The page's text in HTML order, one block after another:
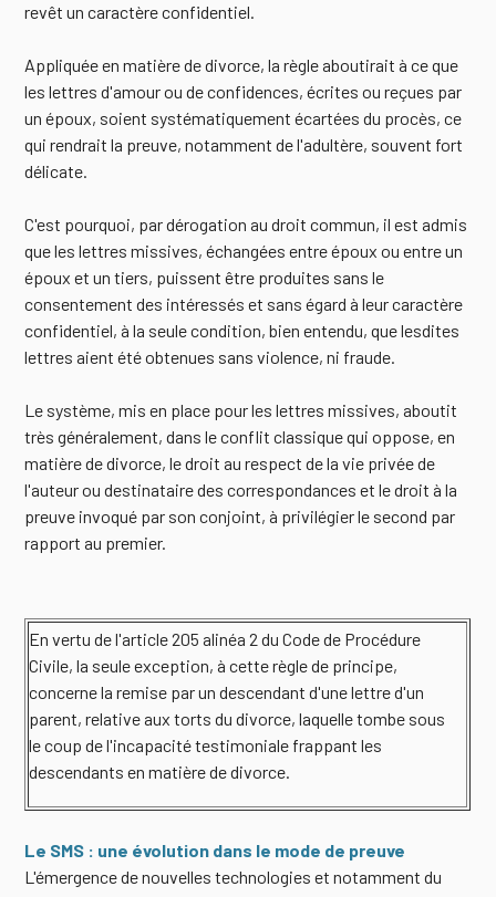
revêt un caractère confidentiel.
Appliquée en matière de divorce, la règle aboutirait à ce que
les lettres d'amour ou de confidences, écrites ou reçues par
un époux, soient systématiquement écartées du procès, ce
qui rendrait la preuve, notamment de l'adultère, souvent fort
délicate.
C'est pourquoi, par dérogation au droit commun, il est admis
que les lettres missives, échangées entre époux ou entre un
époux et un tiers, puissent être produites sans le
consentement des intéressés et sans égard à leur caractère
confidentiel, à la seule condition, bien entendu, que lesdites
lettres aient été obtenues sans violence, ni fraude.
Le système, mis en place pour les lettres missives, aboutit
très généralement, dans le conflit classique qui oppose, en
matière de divorce, le droit au respect de la vie privée de
l'auteur ou destinataire des correspondances et le droit à la
preuve invoqué par son conjoint, à privilégier le second par
rapport au premier.
En vertu de l'article 205 alinéa 2 du Code de Procédure
Civile, la seule exception, à cette règle de principe,
concerne la remise par un descendant d'une lettre d'un
parent, relative aux torts du divorce, laquelle tombe sous
le coup de l'incapacité testimoniale frappant les
descendants en matière de divorce.
Le SMS : une évolution dans le mode de preuve
L'émergence de nouvelles technologies et notamment du